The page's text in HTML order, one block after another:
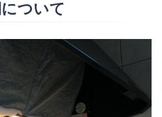
ついて